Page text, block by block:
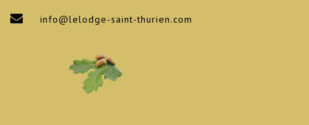
info@lelodge-saint-thurien.com